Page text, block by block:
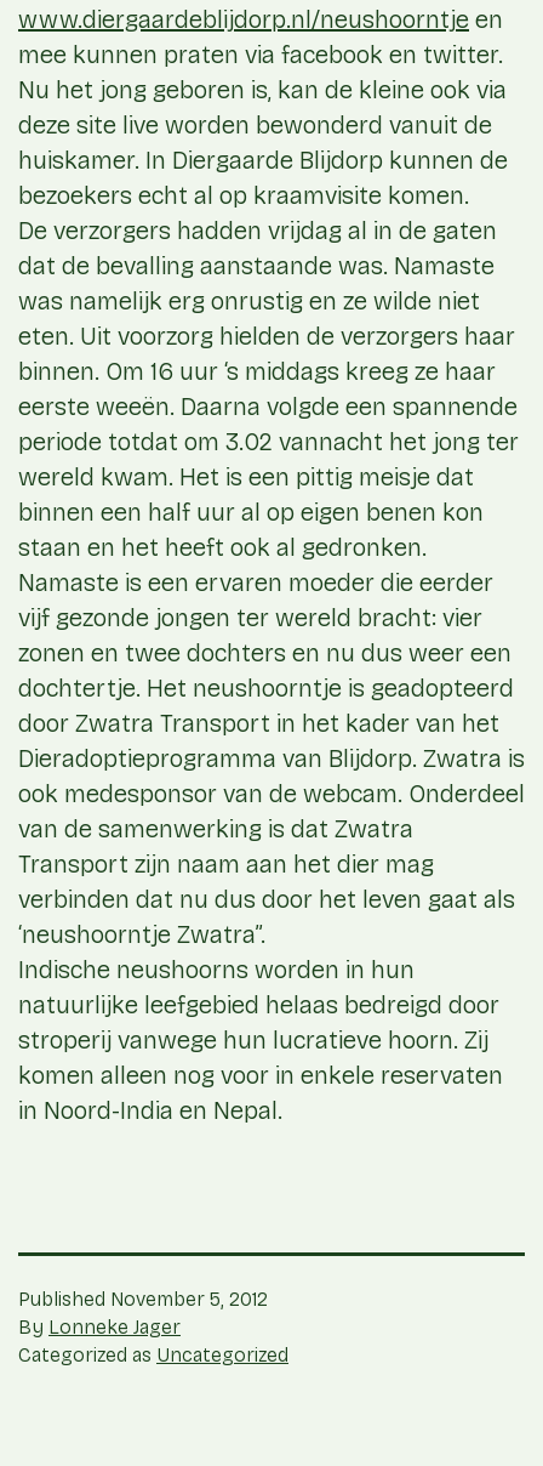
www.diergaardeblijdorp.nl/neushoorntje en
mee kunnen praten via facebook en twitter.
Nu het jong geboren is, kan de kleine ook via
deze site live worden bewonderd vanuit de
huiskamer. In Diergaarde Blijdorp kunnen de
bezoekers echt al op kraamvisite komen.
De verzorgers hadden vrijdag al in de gaten
dat de bevalling aanstaande was. Namaste
was namelijk erg onrustig en ze wilde niet
eten. Uit voorzorg hielden de verzorgers haar
binnen. Om 16 uur ‘s middags kreeg ze haar
eerste weeën. Daarna volgde een spannende
periode totdat om 3.02 vannacht het jong ter
wereld kwam. Het is een pittig meisje dat
binnen een half uur al op eigen benen kon
staan en het heeft ook al gedronken.
Namaste is een ervaren moeder die eerder
vijf gezonde jongen ter wereld bracht: vier
zonen en twee dochters en nu dus weer een
dochtertje. Het neushoorntje is geadopteerd
door Zwatra Transport in het kader van het
Dieradoptieprogramma van Blijdorp. Zwatra is
ook medesponsor van de webcam. Onderdeel
van de samenwerking is dat Zwatra
Transport zijn naam aan het dier mag
verbinden dat nu dus door het leven gaat als
‘neushoorntje Zwatra”.
Indische neushoorns worden in hun
natuurlijke leefgebied helaas bedreigd door
stroperij vanwege hun lucratieve hoorn. Zij
komen alleen nog voor in enkele reservaten
in Noord-India en Nepal.
Published November 5, 2012
By Lonneke Jager
Categorized as Uncategorized